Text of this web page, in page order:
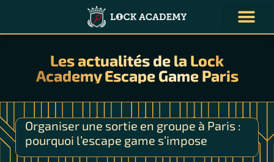
Les actualités de la Lock
Academy Escape Game Paris
Organiser une sortie en groupe à Paris :
pourquoi l’escape game s’impose